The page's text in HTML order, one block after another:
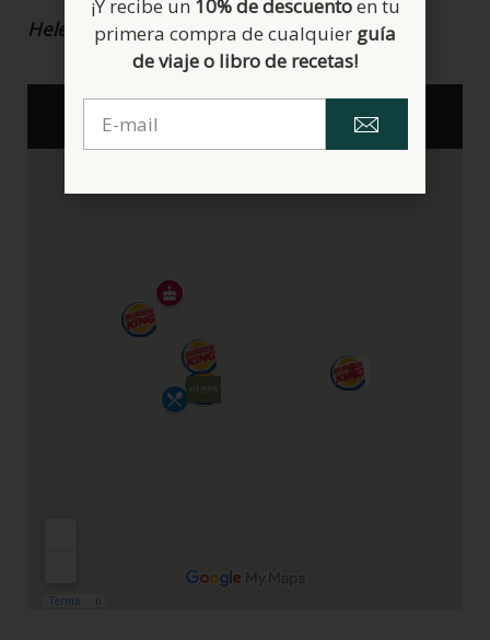
Helena
¡Y recibe un 10% de descuentoen tu
primera compra de cualquier guía
de viaje o libro de recetas!